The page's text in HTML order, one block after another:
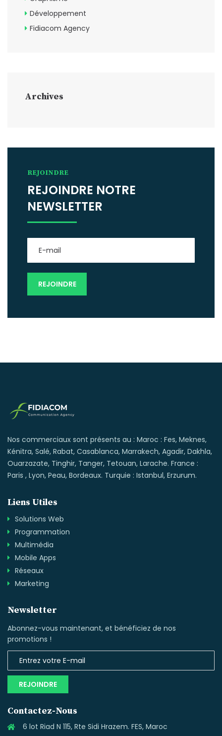
Développement
Fidiacom Agency
Archives
REJOINDRE
REJOINDRE NOTRE
NEWSLETTER
Nos commerciaux sont présents au : Maroc : Fes, Meknes,
Kénitra, Salé, Rabat, Casablanca, Marrakech, Agadir, Dakhla,
Ouarzazate, Tinghir, Tanger, Tetouan, Larache. France :
Paris , Lyon, Peau, Bordeaux. Turquie : Istanbul, Erzurum.
Liens Utiles
Solutions Web
Programmation
Multimédia
Mobile Apps
Réseaux
Marketing
Newsletter
Abonnez-vous maintenant, et bénéficiez de nos
promotions !
REJOINDRE
Contactez-Nous
6 lot Riad N 115, Rte Sidi Hrazem. FES, Maroc